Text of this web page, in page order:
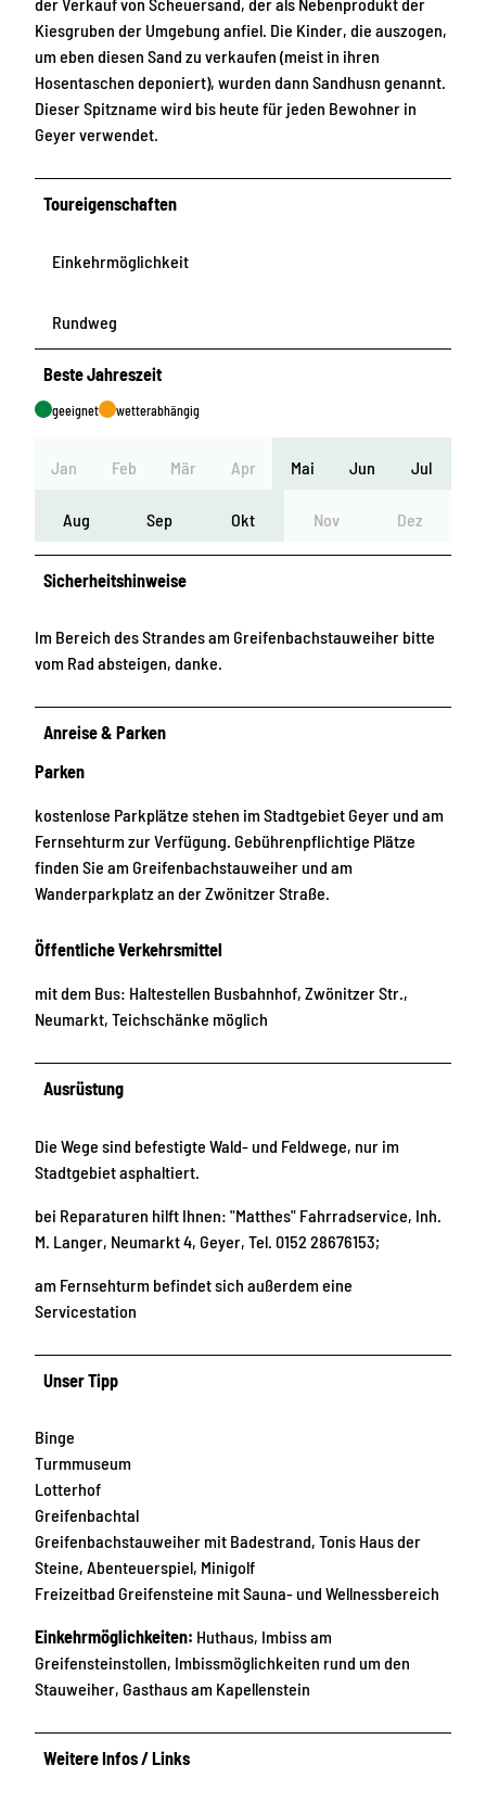
Kiesgruben der Umgebung anfiel. Die Kinder, die auszogen,
um eben diesen Sand zu verkaufen (meist in ihren
Hosentaschen deponiert), wurden dann Sandhusn genannt.
Dieser Spitzname wird bis heute für jeden Bewohner in
Geyer verwendet.
Toureigenschaften
Einkehrmöglichkeit
Rundweg
Beste Jahreszeit
geeignet wetterabhängig
Jan Feb Mär Apr Mai Jun Jul
Aug Sep Okt Nov Dez
Sicherheitshinweise
Im Bereich des Strandes am Greifenbachstauweiher bitte
vom Rad absteigen, danke.
Anreise & Parken
Parken
kostenlose Parkplätze stehen im Stadtgebiet Geyer und am
Fernsehturm zur Verfügung. Gebührenpflichtige Plätze
finden Sie am Greifenbachstauweiher und am
Wanderparkplatz an der Zwönitzer Straße.
Öffentliche Verkehrsmittel
mit dem Bus: Haltestellen Busbahnhof, Zwönitzer Str.,
Neumarkt, Teichschänke möglich
Ausrüstung
Die Wege sind befestigte Wald- und Feldwege, nur im
Stadtgebiet asphaltiert.
bei Reparaturen hilft Ihnen: "Matthes" Fahrradservice, Inh.
M. Langer, Neumarkt 4, Geyer, Tel. 0152 28676153;
am Fernsehturm befindet sich außerdem eine
Servicestation
Unser Tipp
Binge
Turmmuseum
Lotterhof
Greifenbachtal
Greifenbachstauweiher mit Badestrand, Tonis Haus der
Steine, Abenteuerspiel, Minigolf
Freizeitbad Greifensteine mit Sauna- und Wellnessbereich
Einkehrmöglichkeiten: Huthaus, Imbiss am
Greifensteinstollen, Imbissmöglichkeiten rund um den
Stauweiher, Gasthaus am Kapellenstein
Weitere Infos / Links